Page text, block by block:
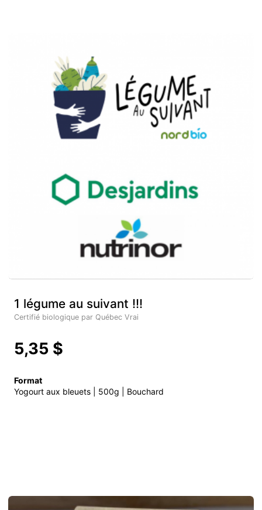
1 légume au suivant !!!
Certifié biologique par Québec Vrai
5,35 $
Format
Yogourt aux bleuets | 500g | Bouchard